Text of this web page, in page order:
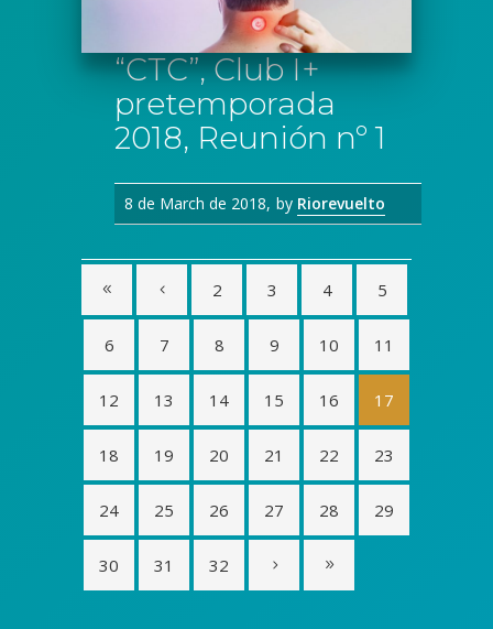
“CTC”, Club I+
pretemporada
2018, Reunión nº 1
8 de March de 2018 by Riorevuelto
2 3 4 5
6 7 8 9 10 11
12 13 14 15 16 17
18 19 20 21 22 23
24 25 26 27 28 29
30 31 32